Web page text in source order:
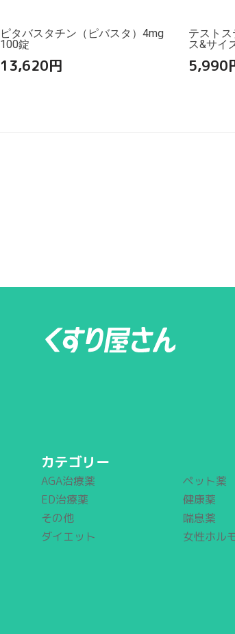
ピタバスタチン（ピバスタ）4mg
100錠
13,620円
テスト
ス&サイ
5,990
カテゴリー
AGA治療薬
ED治療薬
その他
ダイエット
ペット薬
健康薬
喘息薬
女性ホル